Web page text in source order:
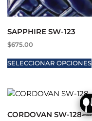
SAPPHIRE SW-123
$675.00
SELECCIONAR OPCIONES
CORDOVAN SW-128